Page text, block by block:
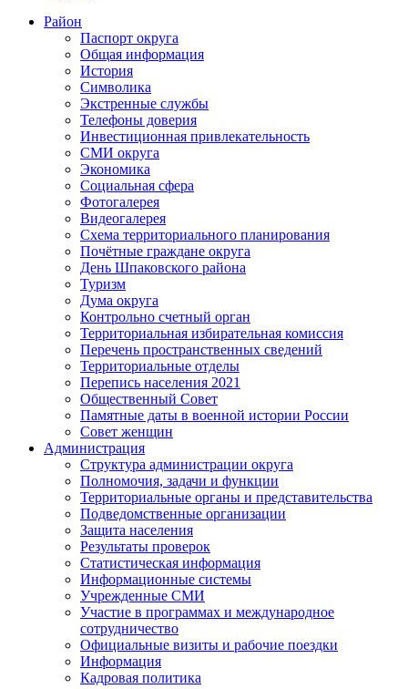
Район
Паспорт округа
Общая информация
История
Символика
Экстренные службы
Телефоны доверия
Инвестиционная привлекательность
СМИ округа
Экономика
Социальная сфера
Фотогалерея
Видеогалерея
Схема территориального планирования
Почётные граждане округа
День Шпаковского района
Туризм
Дума округа
Контрольно счетный орган
Территориальная избирательная комиссия
Перечень пространственных сведений
Территориальные отделы
Перепись населения 2021
Общественный Совет
Памятные даты в военной истории России
Совет женщин
Администрация
Структура администрации округа
Полномочия, задачи и функции
Территориальные органы и представительства
Подведомственные организации
Защита населения
Результаты проверок
Статистическая информация
Информационные системы
Учрежденные СМИ
Участие в программах и международное
сотрудничество
Официальные визиты и рабочие поездки
Информация
Кадровая политика